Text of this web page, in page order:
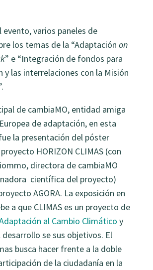
evento, varios paneles de
los temas de la “Adaptación on
” e “Integración de fondos para
y las interrelaciones con la Misión
de cambiaMO, entidad amiga
de adaptación, en esta
la presentación del póster
HORIZON CLIMAS (con
directora de cambiaMO
científica del proyecto)
AGORA. La exposición en
a que CLIMAS es un proyecto de
al Cambio Climático y
se sus objetivos. El
busca hacer frente a la doble
de la ciudadanía en la